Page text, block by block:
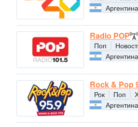
Аргентина
Radio POP
Поп
Аргентина
Rock & Pop
Рок Поп
Аргентина